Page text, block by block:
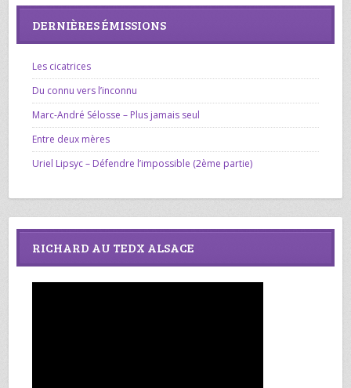
DERNIÈRES ÉMISSIONS
Les cicatrices
Du connu vers l’inconnu
Marc-André Sélosse – Plus jamais seul
Entre deux mères
Uriel Lipsyc – Défendre l’impossible (2ème partie)
RICHARD AU TEDX ALSACE